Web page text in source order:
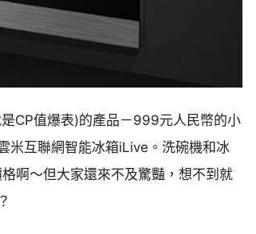
CP值爆表)的產品－999元人民幣的小
米互聯網智能冰箱iLive。洗碗機和冰
啊～但大家還來不及驚豔，想不到就